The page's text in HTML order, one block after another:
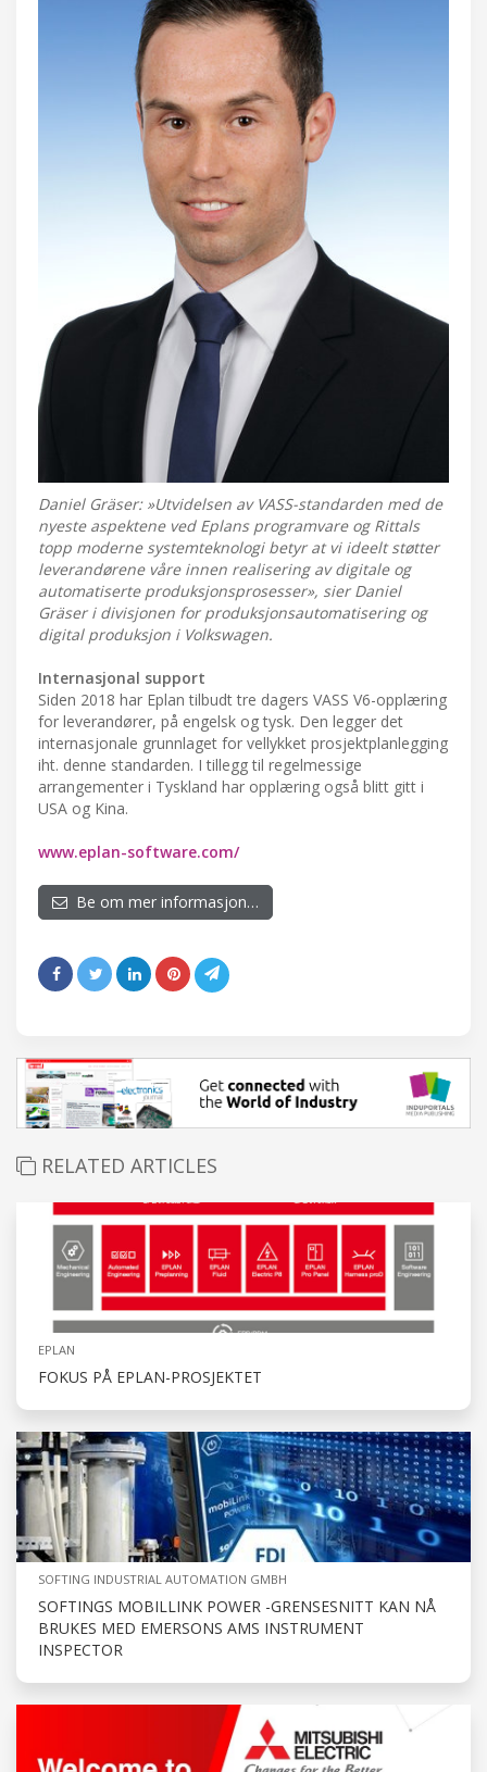
Daniel Gräser: »Utvidelsen av VASS-standarden med de
nyeste aspektene ved Eplans programvare og Rittals
topp moderne systemteknologi betyr at vi ideelt støtter
leverandørene våre innen realisering av digitale og
automatiserte produksjonsprosesser», sier Daniel
Gräser i divisjonen for produksjonsautomatisering og
digital produksjon i Volkswagen.
Internasjonal support
Siden 2018 har Eplan tilbudt tre dagers VASS V6-opplæring
for leverandører, på engelsk og tysk. Den legger det
internasjonale grunnlaget for vellykket prosjektplanlegging
iht. denne standarden. I tillegg til regelmessige
arrangementer i Tyskland har opplæring også blitt gitt i
USA og Kina.
www.eplan-software.com/
Be om mer informasjon…
RELATED ARTICLES
EPLAN
FOKUS PÅ EPLAN-PROSJEKTET
SOFTING INDUSTRIAL AUTOMATION GMBH
SOFTINGS MOBILLINK POWER -GRENSESNITT KAN NÅ
BRUKES MED EMERSONS AMS INSTRUMENT
INSPECTOR